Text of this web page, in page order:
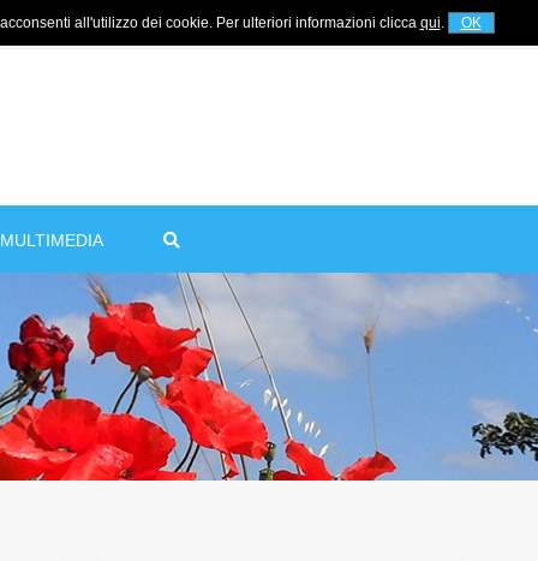
all'utilizzo dei cookie. Per ulteriori informazioni clicca qui. OK
For information+39 320 5753268
MULTIMEDIA